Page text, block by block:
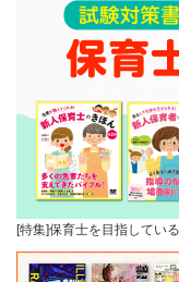
[特集]保育士を目指してい